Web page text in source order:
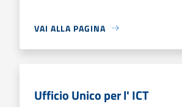
VAI ALLA PAGINA
Ufficio Unico per l' ICT